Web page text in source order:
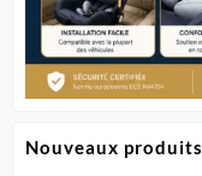
Nouveaux produits